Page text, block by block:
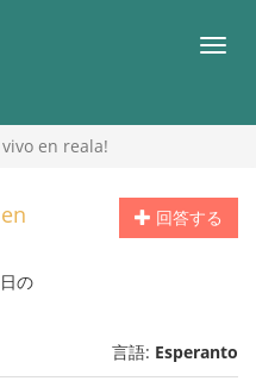
メ
en reala!
回答する
の
言語: Esperanto